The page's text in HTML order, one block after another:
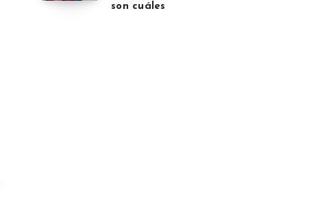
son cuáles